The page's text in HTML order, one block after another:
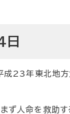
23年東北地方
ず人命を救助